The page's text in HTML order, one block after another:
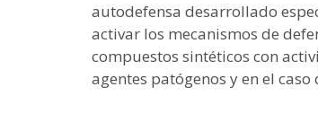
autodefensa desarrollado
activar los mecanismos de
compuestos sintéticos con
agentes patógenos y en el